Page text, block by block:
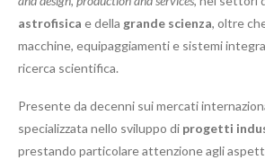
astrofisica e della grande scienza, oltre
macchine, equipaggiamenti e sistemi
ricerca scientifica.
Presente da decenni sui mercati
specializzata nello sviluppo di progetti
prestando particolare attenzione agli